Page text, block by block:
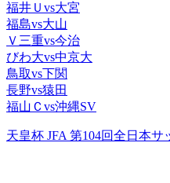
福井Ｕvs大宮
福島vs大山
Ｖ三重vs今治
びわ大vs中京大
鳥取vs下関
長野vs猿田
福山Ｃvs沖縄SV
天皇杯 JFA 第104回全日本